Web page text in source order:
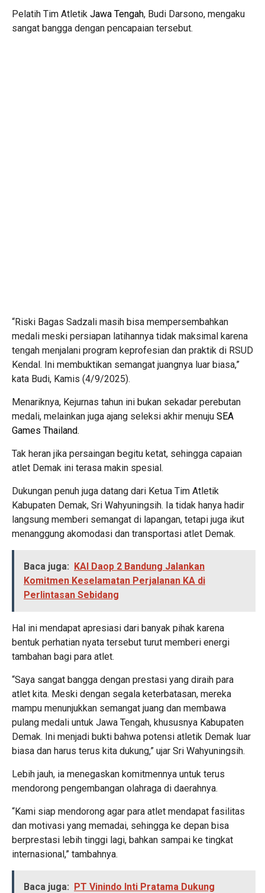
Pelatih Tim Atletik Jawa Tengah, Budi Darsono, mengaku
sangat bangga dengan pencapaian tersebut.
“Riski Bagas Sadzali masih bisa mempersembahkan
medali meski persiapan latihannya tidak maksimal karena
tengah menjalani program keprofesian dan praktik di RSUD
Kendal. Ini membuktikan semangat juangnya luar biasa,”
kata Budi, Kamis (4/9/2025).
Menariknya, Kejurnas tahun ini bukan sekadar perebutan
medali, melainkan juga ajang seleksi akhir menuju SEA
Games Thailand.
Tak heran jika persaingan begitu ketat, sehingga capaian
atlet Demak ini terasa makin spesial.
Dukungan penuh juga datang dari Ketua Tim Atletik
Kabupaten Demak, Sri Wahyuningsih. Ia tidak hanya hadir
langsung memberi semangat di lapangan, tetapi juga ikut
menanggung akomodasi dan transportasi atlet Demak.
Baca juga: KAI Daop 2 Bandung Jalankan
Komitmen Keselamatan Perjalanan KA di
Perlintasan Sebidang
Hal ini mendapat apresiasi dari banyak pihak karena
bentuk perhatian nyata tersebut turut memberi energi
tambahan bagi para atlet.
“Saya sangat bangga dengan prestasi yang diraih para
atlet kita. Meski dengan segala keterbatasan, mereka
mampu menunjukkan semangat juang dan membawa
pulang medali untuk Jawa Tengah, khususnya Kabupaten
Demak. Ini menjadi bukti bahwa potensi atletik Demak luar
biasa dan harus terus kita dukung,” ujar Sri Wahyuningsih.
Lebih jauh, ia menegaskan komitmennya untuk terus
mendorong pengembangan olahraga di daerahnya.
“Kami siap mendorong agar para atlet mendapat fasilitas
dan motivasi yang memadai, sehingga ke depan bisa
berprestasi lebih tinggi lagi, bahkan sampai ke tingkat
internasional,” tambahnya.
Baca juga: PT Vinindo Inti Pratama Dukung